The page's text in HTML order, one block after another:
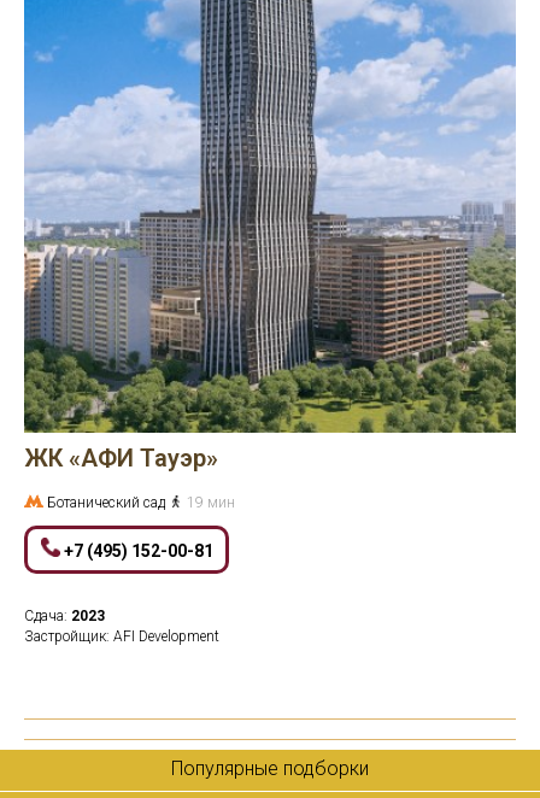
ЖК «АФИ Тауэр»
Ботанический сад 19 мин
+7 (495) 152-00-81
Сдача: 2023
Застройщик: AFI Development
Популярные подборки